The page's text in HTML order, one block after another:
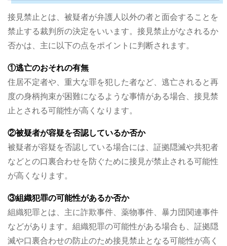
接見禁止とは、被疑者が弁護人以外の者と面会することを
禁止する裁判所の決定をいいます。接見禁止がなされるか
否かは、主に以下の点をポイントに判断されます。
①逃亡のおそれの有無
住居不定者や、重大な罪を犯した者など、逃亡されると再
度の身柄拘束が困難になるような事情がある場合、接見禁
止とされる可能性が高くなります。
②被疑者が容疑を否認しているか否か
被疑者が容疑を否認している場合には、証拠隠滅や共犯者
などとの口裏合わせを防ぐために接見が禁止される可能性
が高くなります。
③組織犯罪の可能性があるか否か
組織犯罪とは、主に詐欺事件、薬物事件、暴力団関連事件
などがあります。組織犯罪の可能性がある場合も、証拠隠
滅や口裏合わせの防止のため接見禁止となる可能性が高く